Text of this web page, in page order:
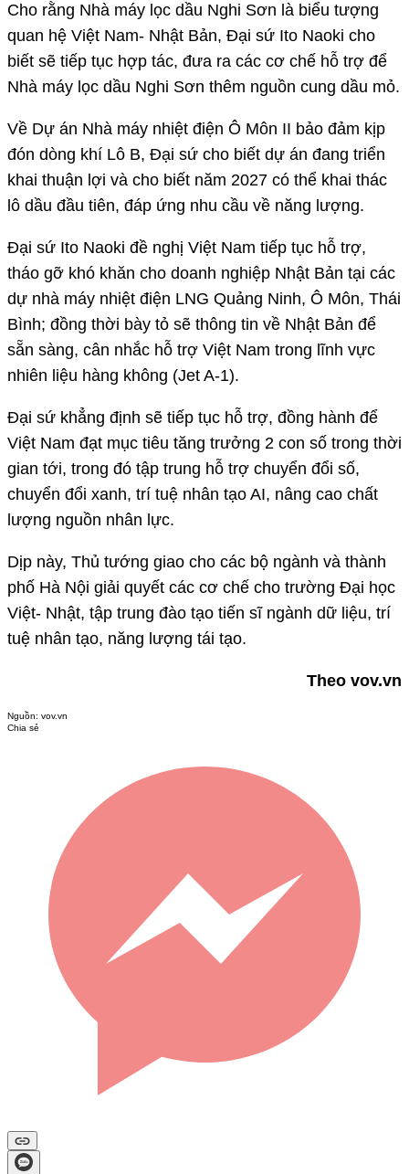
Cho rằng Nhà máy lọc dầu Nghi Sơn là biểu tượng
quan hệ Việt Nam- Nhật Bản, Đại sứ Ito Naoki cho
biết sẽ tiếp tục hợp tác, đưa ra các cơ chế hỗ trợ để
Nhà máy lọc dầu Nghi Sơn thêm nguồn cung dầu mỏ.
Về Dự án Nhà máy nhiệt điện Ô Môn II bảo đảm kịp
đón dòng khí Lô B, Đại sứ cho biết dự án đang triển
khai thuận lợi và cho biết năm 2027 có thể khai thác
lô dầu đầu tiên, đáp ứng nhu cầu về năng lượng.
Đại sứ Ito Naoki đề nghị Việt Nam tiếp tục hỗ trợ,
tháo gỡ khó khăn cho doanh nghiệp Nhật Bản tại các
dự nhà máy nhiệt điện LNG Quảng Ninh, Ô Môn, Thái
Bình; đồng thời bày tỏ sẽ thông tin về Nhật Bản để
sẵn sàng, cân nhắc hỗ trợ Việt Nam trong lĩnh vực
nhiên liệu hàng không (Jet A-1).
Đại sứ khẳng định sẽ tiếp tục hỗ trợ, đồng hành để
Việt Nam đạt mục tiêu tăng trưởng 2 con số trong thời
gian tới, trong đó tập trung hỗ trợ chuyển đổi số,
chuyển đổi xanh, trí tuệ nhân tạo AI, nâng cao chất
lượng nguồn nhân lực.
Dịp này, Thủ tướng giao cho các bộ ngành và thành
phố Hà Nội giải quyết các cơ chế cho trường Đại học
Việt- Nhật, tập trung đào tạo tiến sĩ ngành dữ liệu, trí
tuệ nhân tạo, năng lượng tái tạo.
Theo vov.vn
Nguồn: vov.vn
Chia sẻ